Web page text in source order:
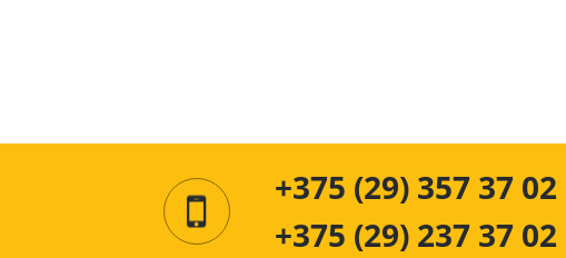
+375 (29) 357 37 02
+375 (29) 237 37 02